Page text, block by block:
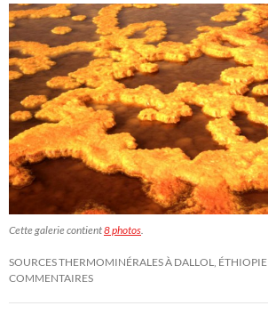
Cette galerie contient8 photos
SOURCES THERMOMINÉRALES À DALLOL, ÉTHIOPIE
COMMENTAIRES